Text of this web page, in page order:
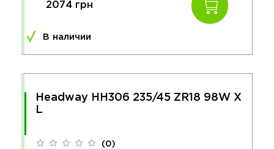
2074 грн
В наличии
Headway HH306 235/45 ZR18 98W X
L
(0)